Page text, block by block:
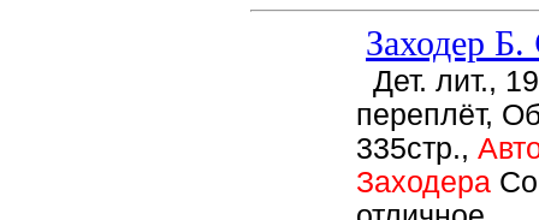
Заходер Б.
Дет. лит.,
переплёт,
335стр.,
Заходера